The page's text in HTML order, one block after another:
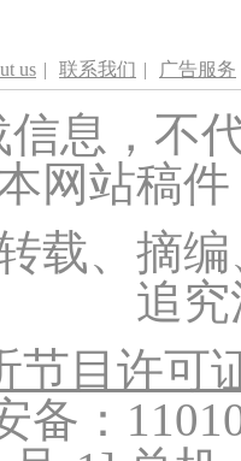
us | 联系我们 | 广告服务
息，不
网站稿
载、摘
追
节目许可
备：